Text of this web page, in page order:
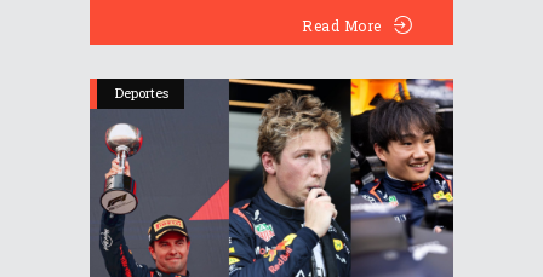
Read More
Deportes